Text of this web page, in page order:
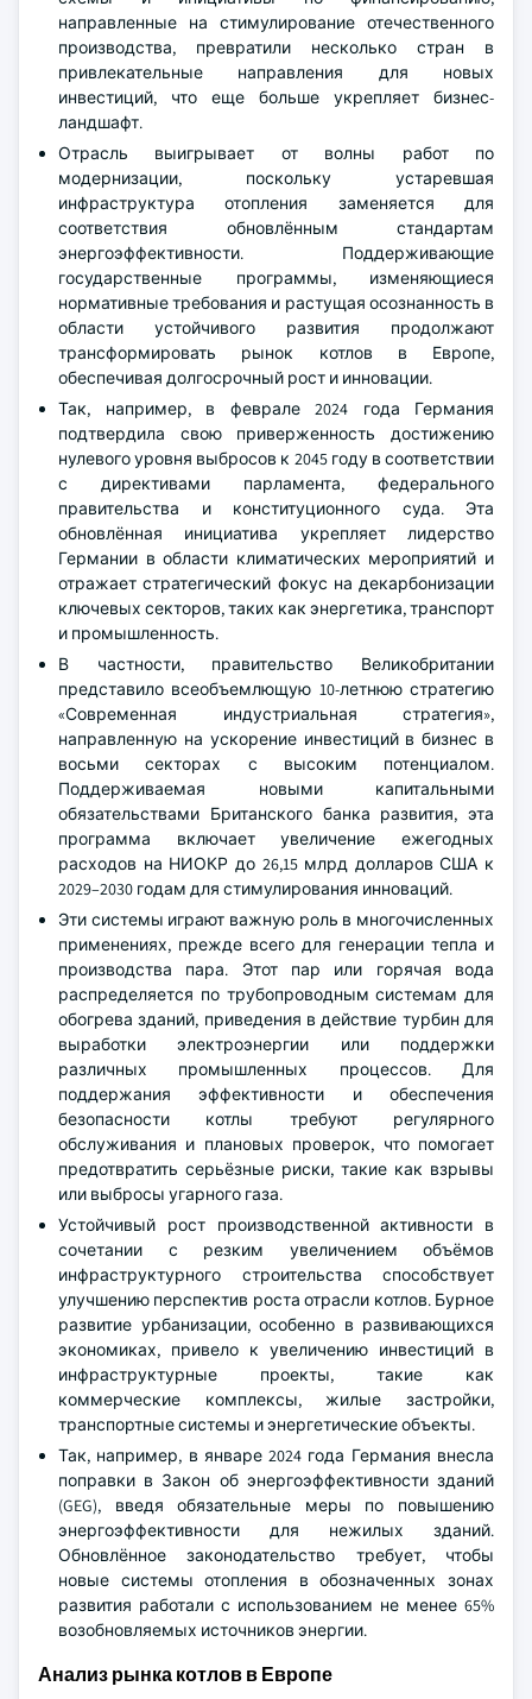
направленные на стимулирование отечественного
производства, превратили несколько стран в
привлекательные направления для новых
инвестиций, что еще больше укрепляет бизнес-
ландшафт.
Отрасль выигрывает от волны работ по
модернизации, поскольку устаревшая
инфраструктура отопления заменяется для
соответствия обновлённым стандартам
энергоэффективности. Поддерживающие
государственные программы, изменяющиеся
нормативные требования и растущая осознанность в
области устойчивого развития продолжают
трансформировать рынок котлов в Европе,
обеспечивая долгосрочный рост и инновации.
Так, например, в феврале 2024 года Германия
подтвердила свою приверженность достижению
нулевого уровня выбросов к 2045 году в соответствии
с директивами парламента, федерального
правительства и конституционного суда. Эта
обновлённая инициатива укрепляет лидерство
Германии в области климатических мероприятий и
отражает стратегический фокус на декарбонизации
ключевых секторов, таких как энергетика, транспорт
и промышленность.
В частности, правительство Великобритании
представило всеобъемлющую 10-летнюю стратегию
«Современная индустриальная стратегия»,
направленную на ускорение инвестиций в бизнес в
восьми секторах с высоким потенциалом.
Поддерживаемая новыми капитальными
обязательствами Британского банка развития, эта
программа включает увеличение ежегодных
расходов на НИОКР до 26,15 млрд долларов США к
2029–2030 годам для стимулирования инноваций.
Эти системы играют важную роль в многочисленных
применениях, прежде всего для генерации тепла и
производства пара. Этот пар или горячая вода
распределяется по трубопроводным системам для
обогрева зданий, приведения в действие турбин для
выработки электроэнергии или поддержки
различных промышленных процессов. Для
поддержания эффективности и обеспечения
безопасности котлы требуют регулярного
обслуживания и плановых проверок, что помогает
предотвратить серьёзные риски, такие как взрывы
или выбросы угарного газа.
Устойчивый рост производственной активности в
сочетании с резким увеличением объёмов
инфраструктурного строительства способствует
улучшению перспектив роста отрасли котлов. Бурное
развитие урбанизации, особенно в развивающихся
экономиках, привело к увеличению инвестиций в
инфраструктурные проекты, такие как
коммерческие комплексы, жилые застройки,
транспортные системы и энергетические объекты.
Так, например, в январе 2024 года Германия внесла
поправки в Закон об энергоэффективности зданий
(GEG), введя обязательные меры по повышению
энергоэффективности для нежилых зданий.
Обновлённое законодательство требует, чтобы
новые системы отопления в обозначенных зонах
развития работали с использованием не менее 65%
возобновляемых источников энергии.
Анализ рынка котлов в Европе